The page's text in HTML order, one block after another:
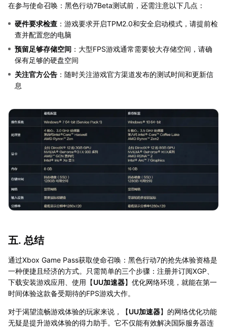
在参与使命召唤：黑色行动7Beta测试前，还需注意以下几点：
硬件要求检查 ：游戏要求开启TPM2.0和安全启动模式，请提前检
查并配置您的电脑
预留足够存储空间 ：大型FPS游戏通常需要较大存储空间，请确
保有足够的硬盘空间
关注官方公告 ：随时关注游戏官方渠道发布的测试时间和更新信
息
五. 总结
通过Xbox Game Pass获取使命召唤：黑色行动7的抢先体验资格是
一种便捷且经济的方式。只需简单的三个步骤：注册并订阅XGP、
下载安装游戏应用、使用【UU加速器】优化网络环境，就能在第一
时间体验这款备受期待的FPS游戏大作。
对于渴望流畅游戏体验的玩家来说，【UU加速器】的网络优化功能
无疑是提升游戏体验的得力助手。它不仅能有效解决国际服务器连